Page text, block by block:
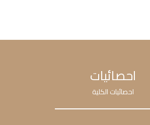
احصائيات
احصائيات الكلية